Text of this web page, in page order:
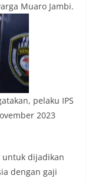
Muaro Jambi.
pelaku IPS
2023
dijadikan
dengan gaji